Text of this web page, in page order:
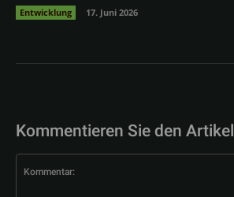
Entwicklung 17. Juni 2026
Kommentieren Sie den Artikel